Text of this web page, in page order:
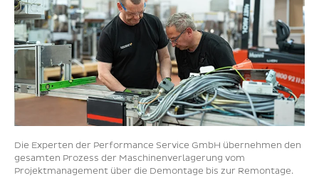
Die Experten der Performance Service GmbH übernehmen den
gesamten Prozess der Maschinenverlagerung vom
Projektmanagement über die Demontage bis zur Remontage.